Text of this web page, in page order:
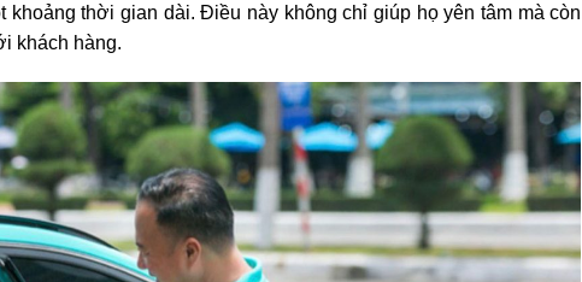
khoảng thời gian dài. Điều này không chỉ giúp họ yên tâm mà còn
khách hàng.